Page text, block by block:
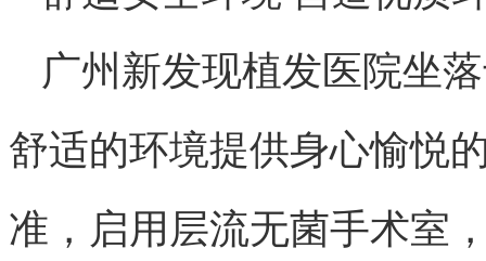
广州新发现植发医院坐
舒适的环境提供身心愉悦
准，启用层流无菌手术室